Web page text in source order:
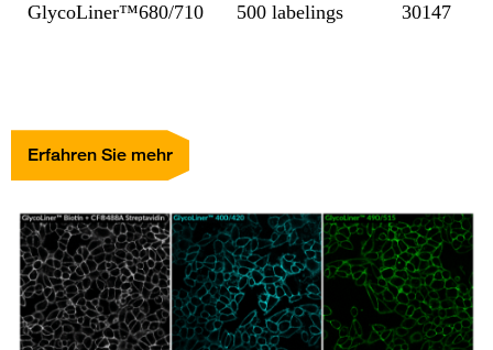
GlycoLiner™680/710 500 labelings 30147
Erfahren Sie mehr